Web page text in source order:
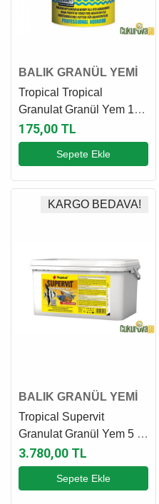
BALIK GRANÜL YEMİ
Tropical Tropical
Granulat Granül Yem 100
Ml - 50 Gr
175,00 TL
Sepete Ekle
KARGO BEDAVA!
BALIK GRANÜL YEMİ
Tropical Supervit
Granulat Granül Yem 5 L
- 2750 Gr
3.780,00 TL
Sepete Ekle